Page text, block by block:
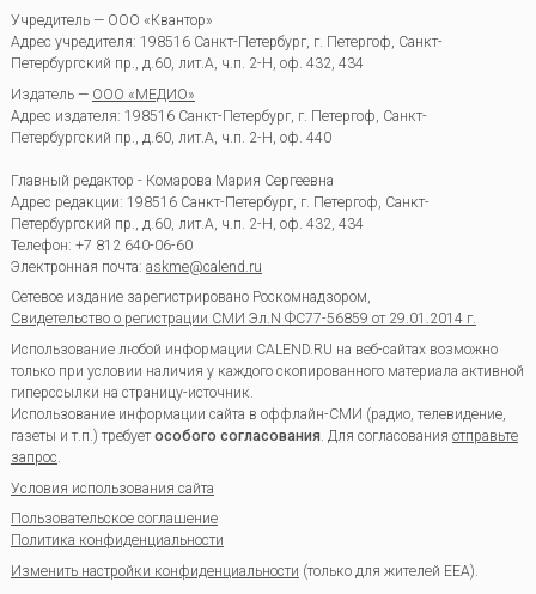
Учредитель — ООО «Квантор»
Адрес учредителя: 198516 Санкт-Петербург, г. Петергоф, Санкт-
Петербургский пр., д.60, лит.А, ч.п. 2-Н, оф. 432, 434
Издатель — ООО «МЕДИО»
Адрес издателя: 198516 Санкт-Петербург, г. Петергоф, Санкт-
Петербургский пр., д.60, лит.А, ч.п. 2-Н, оф. 440
Главный редактор - Комарова Мария Сергеевна
Адрес редакции: 198516 Санкт-Петербург, г. Петергоф Санкт-
Петербургский пр., д.60, лит.А, ч.п. 2-Н, оф. 432, 434
Телефон: +7 812 640-06-60
Электронная почта: askme@calend.ru
Сетевое издание зарегистрировано Роскомнадзором,
Свидетельство о регистрации СМИ Эл.N ФС77-56859 от 29.01.2014 г.
Использование любой информации CALEND.RU на веб-сайтах возможно
только при условии наличия у каждого скопированного материала активной
гиперссылки на страницу-источник.
Использование информации сайта в оффлайн-СМИ (радио, телевидение,
газеты и т.п.) требуетособого согласования. Для согласования отправьте
запрос.
Условия использования сайта
Пользовательское соглашение
Политика конфиденциальности
Изменить настройки конфиденциальности (только для жителей EEA).